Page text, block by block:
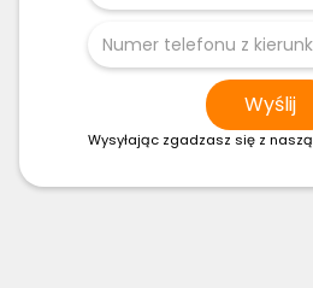
Wysyłając zgadzasz się z naszą